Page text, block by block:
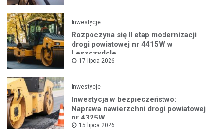
Inwestycje
Rozpoczyna się II etap modernizacji
drogi powiatowej nr 4415W w
Leszczydole
17 lipca 2026
Inwestycje
Inwestycja w bezpieczeństwo:
Naprawa nawierzchni drogi powiatowej
nr 4325W
15 lipca 2026